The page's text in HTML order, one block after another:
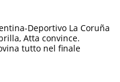
Deportivo La Coruña
Atta convince.
tutto nel finale